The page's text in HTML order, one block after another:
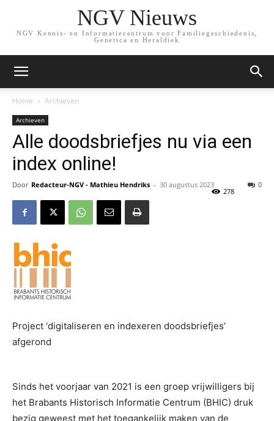
NGV Nieuws
NGV Kennis- en Informatiecentrum voor Familiegeschiedenis,
Genetica en Heraldiek
Home Archieven
Archieven
Alle doodsbriefjes nu via een
index online!
Door Redacteur-NGV - Mathieu Hendriks - 30 augustus 2023 0
278
Project ‘digitaliseren en indexeren doodsbriefjes’
afgerond
Sinds het voorjaar van 2021 is een groep vrijwilligers bij
het Brabants Historisch Informatie Centrum (BHIC) druk
bezig geweest met het toegankelijk maken van de